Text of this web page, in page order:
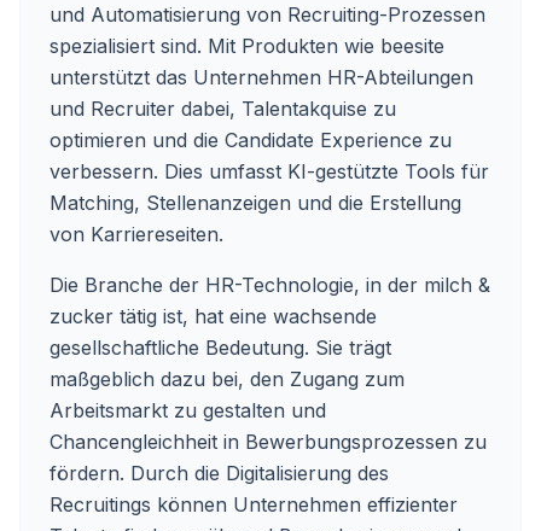
und Automatisierung von Recruiting-Prozessen
spezialisiert sind. Mit Produkten wie beesite
unterstützt das Unternehmen HR-Abteilungen
und Recruiter dabei, Talentakquise zu
optimieren und die Candidate Experience zu
verbessern. Dies umfasst KI-gestützte Tools für
Matching, Stellenanzeigen und die Erstellung
von Karriereseiten.
Die Branche der HR-Technologie, in der milch &
zucker tätig ist, hat eine wachsende
gesellschaftliche Bedeutung. Sie trägt
maßgeblich dazu bei, den Zugang zum
Arbeitsmarkt zu gestalten und
Chancengleichheit in Bewerbungsprozessen zu
fördern. Durch die Digitalisierung des
Recruitings können Unternehmen effizienter